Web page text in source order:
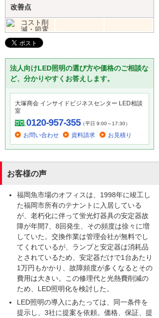
改善点
法人向けLED照明の選び方や価格のご相談な
ど、分かりやすくお答えします。
大塚商会 インサイドビジネスセンター LED相談
室
0120-957-355（平日 9:00～17:30）
お問い合わせ 資料請求 お見積り
お客様の声
福岡魚市場のオフィスは、1998年に竣工し
た福岡市所有のテナントに入居している
が、老朽化に伴って蛍光灯器具の安定器故
障が年間7、8回発生、その頻度は徐々に増
していた。交換作業は管理会社が無料でし
てくれているが、ランプと安定器は消耗品
とされているため、安定器だけで1台あたり
1万円もかかり、故障頻度が多くなるとその
費用は大きい。この修理代と光熱費削減の
ため、LED照明化を検討した。
LED照明の導入にあたっては、同一条件を
提示し、3社に提案を依頼。価格、保証、提